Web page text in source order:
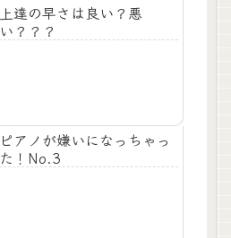
上達の早さは良い？悪
い？？？
ピアノが嫌いになっちゃっ
た！No.3